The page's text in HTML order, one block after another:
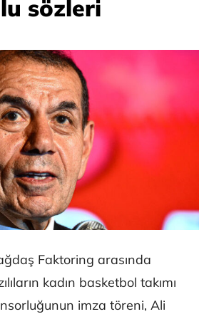
sözleri
Faktoring arasında
kadın basketbol takımı
imza töreni, Ali